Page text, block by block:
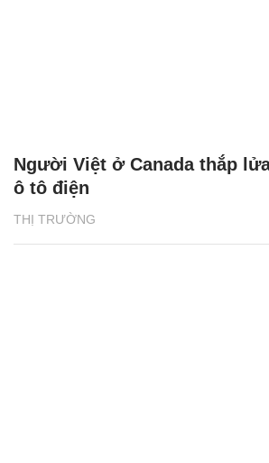
THỊ TRƯỜNG
Người Việt ở Canada thắp
ô tô điện